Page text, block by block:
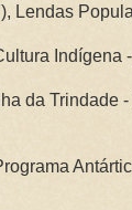
Lendas
Indígena
da Trindade